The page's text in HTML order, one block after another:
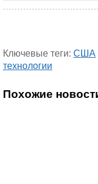
Ключевые теги: США
технологии
Похожие